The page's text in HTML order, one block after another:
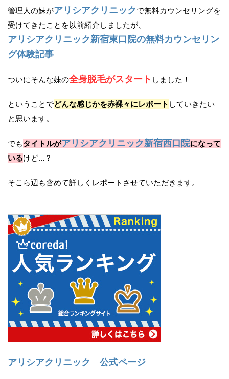
管理人の妹がアリシアクリニックで無料カウンセリングを
受けてきたことを以前紹介しましたが、
アリシアクリニック新宿東口院の無料カウンセリン
グ体験記事
ついにそんな妹の全身脱毛がスタート しました！
ということでどんな感じかを赤裸々にレポート していきたい
と思います。
でもタイトルがアリシアクリニック新宿西口院になって
いるけど…？
そこら辺も含めて詳しくレポートさせていただきます。
アリシアクリニック 公式ページ